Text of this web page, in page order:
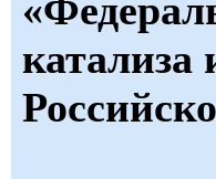
катализа